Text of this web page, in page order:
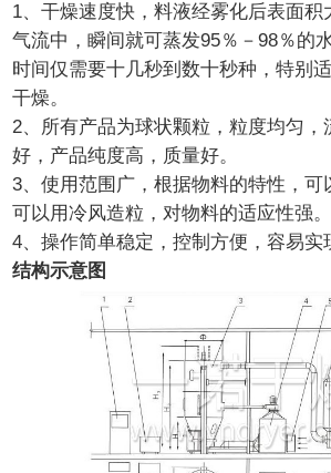
1、干燥速度快，料液经雾化后表面积
气流中，瞬间就可蒸发95％－98％的
时间仅需要十几秒到数十秒种，特别
干燥。
2、所有产品为球状颗粒，粒度均匀，
好，产品纯度高，质量好。
3、使用范围广，根据物料的特性，可
可以用冷风造粒，对物料的适应性强。
4、操作简单稳定，控制方便，容易实
结构示意图